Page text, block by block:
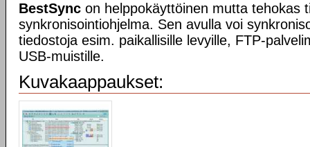
BestSync on helppokäyttöinen mutta tehokas
synkronisointiohjelma. Sen avulla voi
tiedostoja esim. paikallisille levyille, FTP-
USB-muistille.
Kuvakaappaukset: